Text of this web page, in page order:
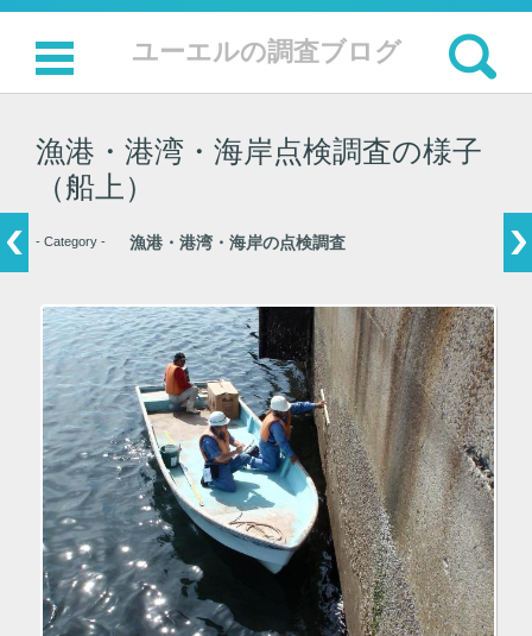
ユーエルの調査ブログ
検索:
コンテンツに移動
漁港・港湾・海岸点検調査の様子
（船上）
- Category - 漁港・港湾・海岸の点検調査